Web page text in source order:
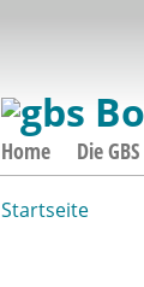
Home Die GBS
Startseite